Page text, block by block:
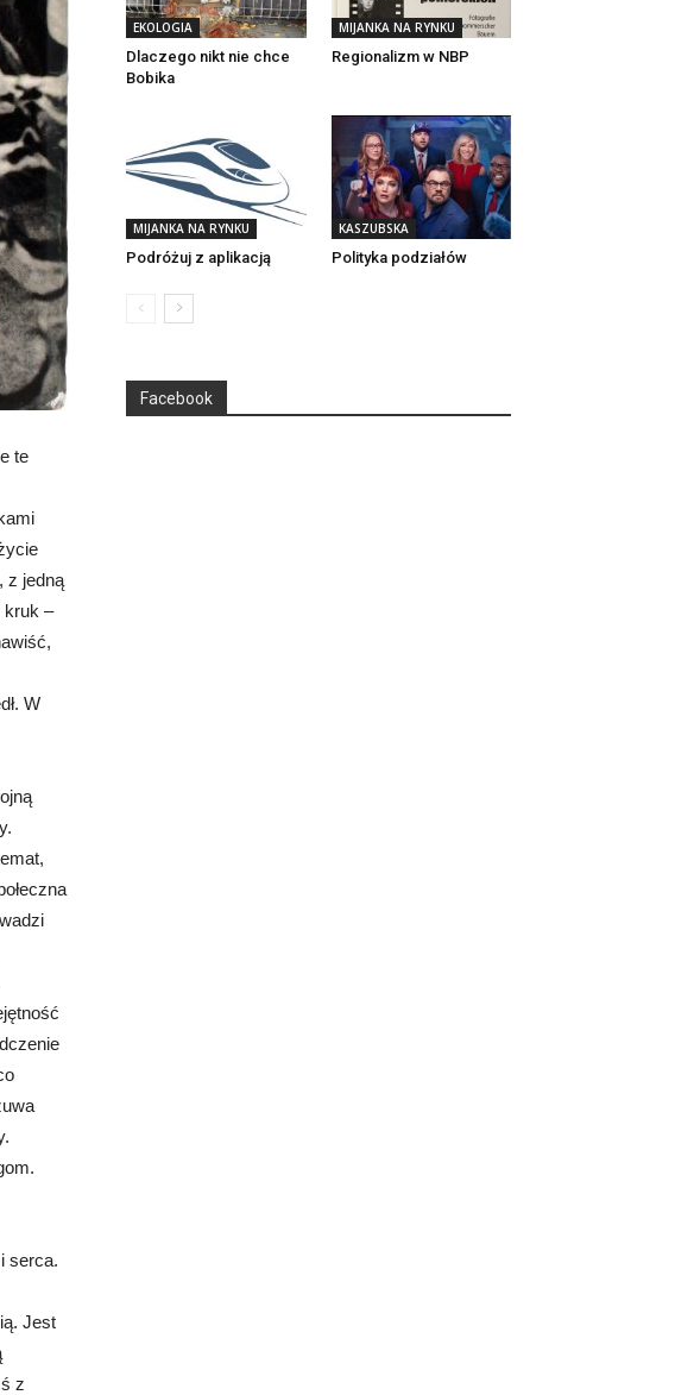
te
z jedną
kruk –
W
serca.
Jest
z
EKOLOGIA
Dlaczego nikt nie chce
Bobika
MIJANKA NA RYNKU
Regionalizm w NBP
MIJANKA NA RYNKU
Podróżuj z aplikacją
KASZUBSKA
Polityka podziałów
Facebook